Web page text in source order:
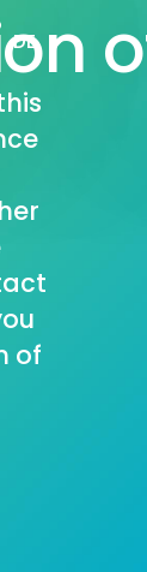
DE
of